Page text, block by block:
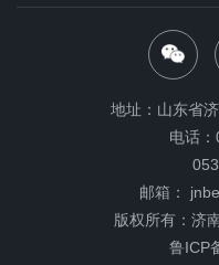
地址：山东省
电话
邮箱：
版权所有：济
鲁ICP